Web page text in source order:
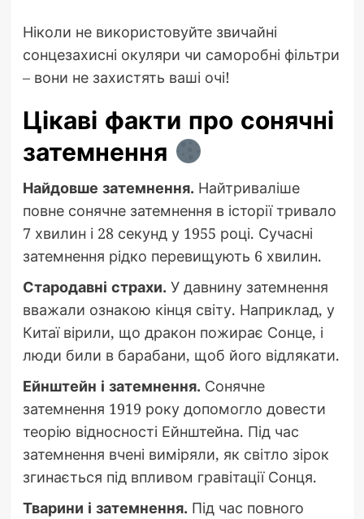
Ніколи не використовуйте звичайні
сонцезахисні окуляри чи саморобні фільтри
– вони не захистять ваші очі!
Цікаві факти про сонячні
затемнення
Найдовше затемнення. Найтриваліше
повне сонячне затемнення в історії тривало
7 хвилин і 28 секунд у 1955 році. Сучасні
затемнення рідко перевищують 6 хвилин.
Стародавні страхи. У давнину затемнення
вважали ознакою кінця світу. Наприклад, у
Китаї вірили, що дракон пожирає Сонце, і
люди били в барабани, щоб його відлякати.
Ейнштейн і затемнення. Сонячне
затемнення 1919 року допомогло довести
теорію відносності Ейнштейна. Під час
затемнення вчені виміряли, як світло зірок
згинається під впливом гравітації Сонця.
Тварини і затемнення. Під час повного